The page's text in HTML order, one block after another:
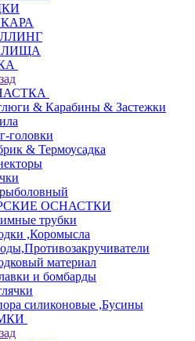
& Карабины & Застежки
головки
& Термоусадка
ОСНАСТКИ
трубки
,Коромысла
материал
и бомбарды
силиконовые ,Бусины